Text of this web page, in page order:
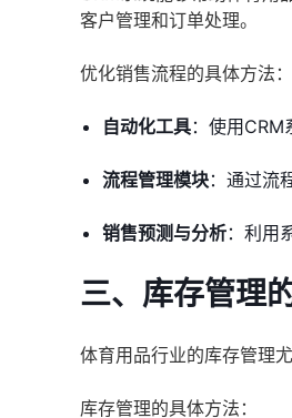
客户管理和订单处理。
优化销售流程的具体方法：
自动化工具：使用CRM
流程管理模块：通过流
销售预测与分析：利用
三、库存管理
体育用品行业的库存管理
库存管理的具体方法：